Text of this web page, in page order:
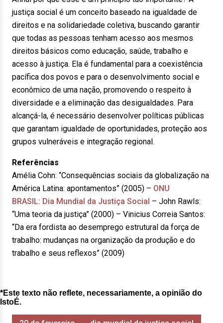
justiça social é um conceito baseado na igualdade de
direitos e na solidariedade coletiva, buscando garantir
que todas as pessoas tenham acesso aos mesmos
direitos básicos como educação, saúde, trabalho e
acesso à justiça. Ela é fundamental para a coexistência
pacífica dos povos e para o desenvolvimento social e
econômico de uma nação, promovendo o respeito à
diversidade e a eliminação das desigualdades. Para
alcançá-la, é necessário desenvolver políticas públicas
que garantam igualdade de oportunidades, proteção aos
grupos vulneráveis e integração regional.
Referências
Amélia Cohn: “Consequências sociais da globalização na
América Latina: apontamentos” (2005) – ONU
BRASIL: Dia Mundial da Justiça Social – John Rawls:
“Uma teoria da justiça” (2000) – Vinicius Correia Santos:
“Da era fordista ao desemprego estrutural da força de
trabalho: mudanças na organização da produção e do
trabalho e seus reflexos” (2009)
*Este texto não reflete, necessariamente, a opinião do
IstoÉ.